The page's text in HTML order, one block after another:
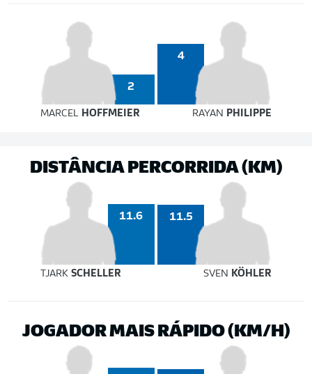
2
4
MARCEL HOFFMEIER RAYAN PHILIPPE
DISTÂNCIA PERCORRIDA (KM)
11.6 11.5
TJARK SCHELLER SVEN KÖHLER
JOGADOR MAIS RÁPIDO (KM/H)